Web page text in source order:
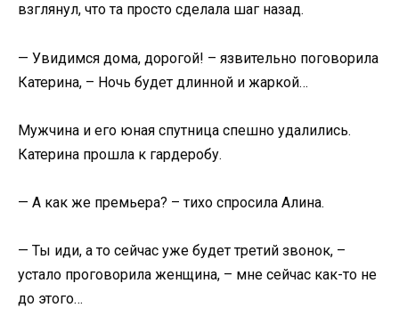
взглянул, что та просто сделала шаг назад.
— Увидимся дома, дорогой! – язвительно поговорила
Катерина, – Ночь будет длинной и жаркой…
Мужчина и его юная спутница спешно удалились.
Катерина прошла к гардеробу.
— А как же премьера? – тихо спросила Алина.
— Ты иди, а то сейчас уже будет третий звонок, –
устало проговорила женщина, – мне сейчас как-то не
до этого…